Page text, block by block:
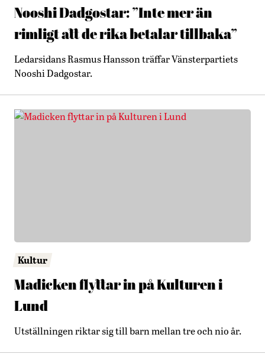
Nooshi Dadgostar: ”Inte mer än
rimligt att de rika betalar tillbaka”
Ledarsidans Rasmus Hansson träffar Vänsterpartiets
Nooshi Dadgostar.
Kultur
Madicken flyttar in på Kulturen i
Lund
Utställningen riktar sig till barn mellan tre och nio år.